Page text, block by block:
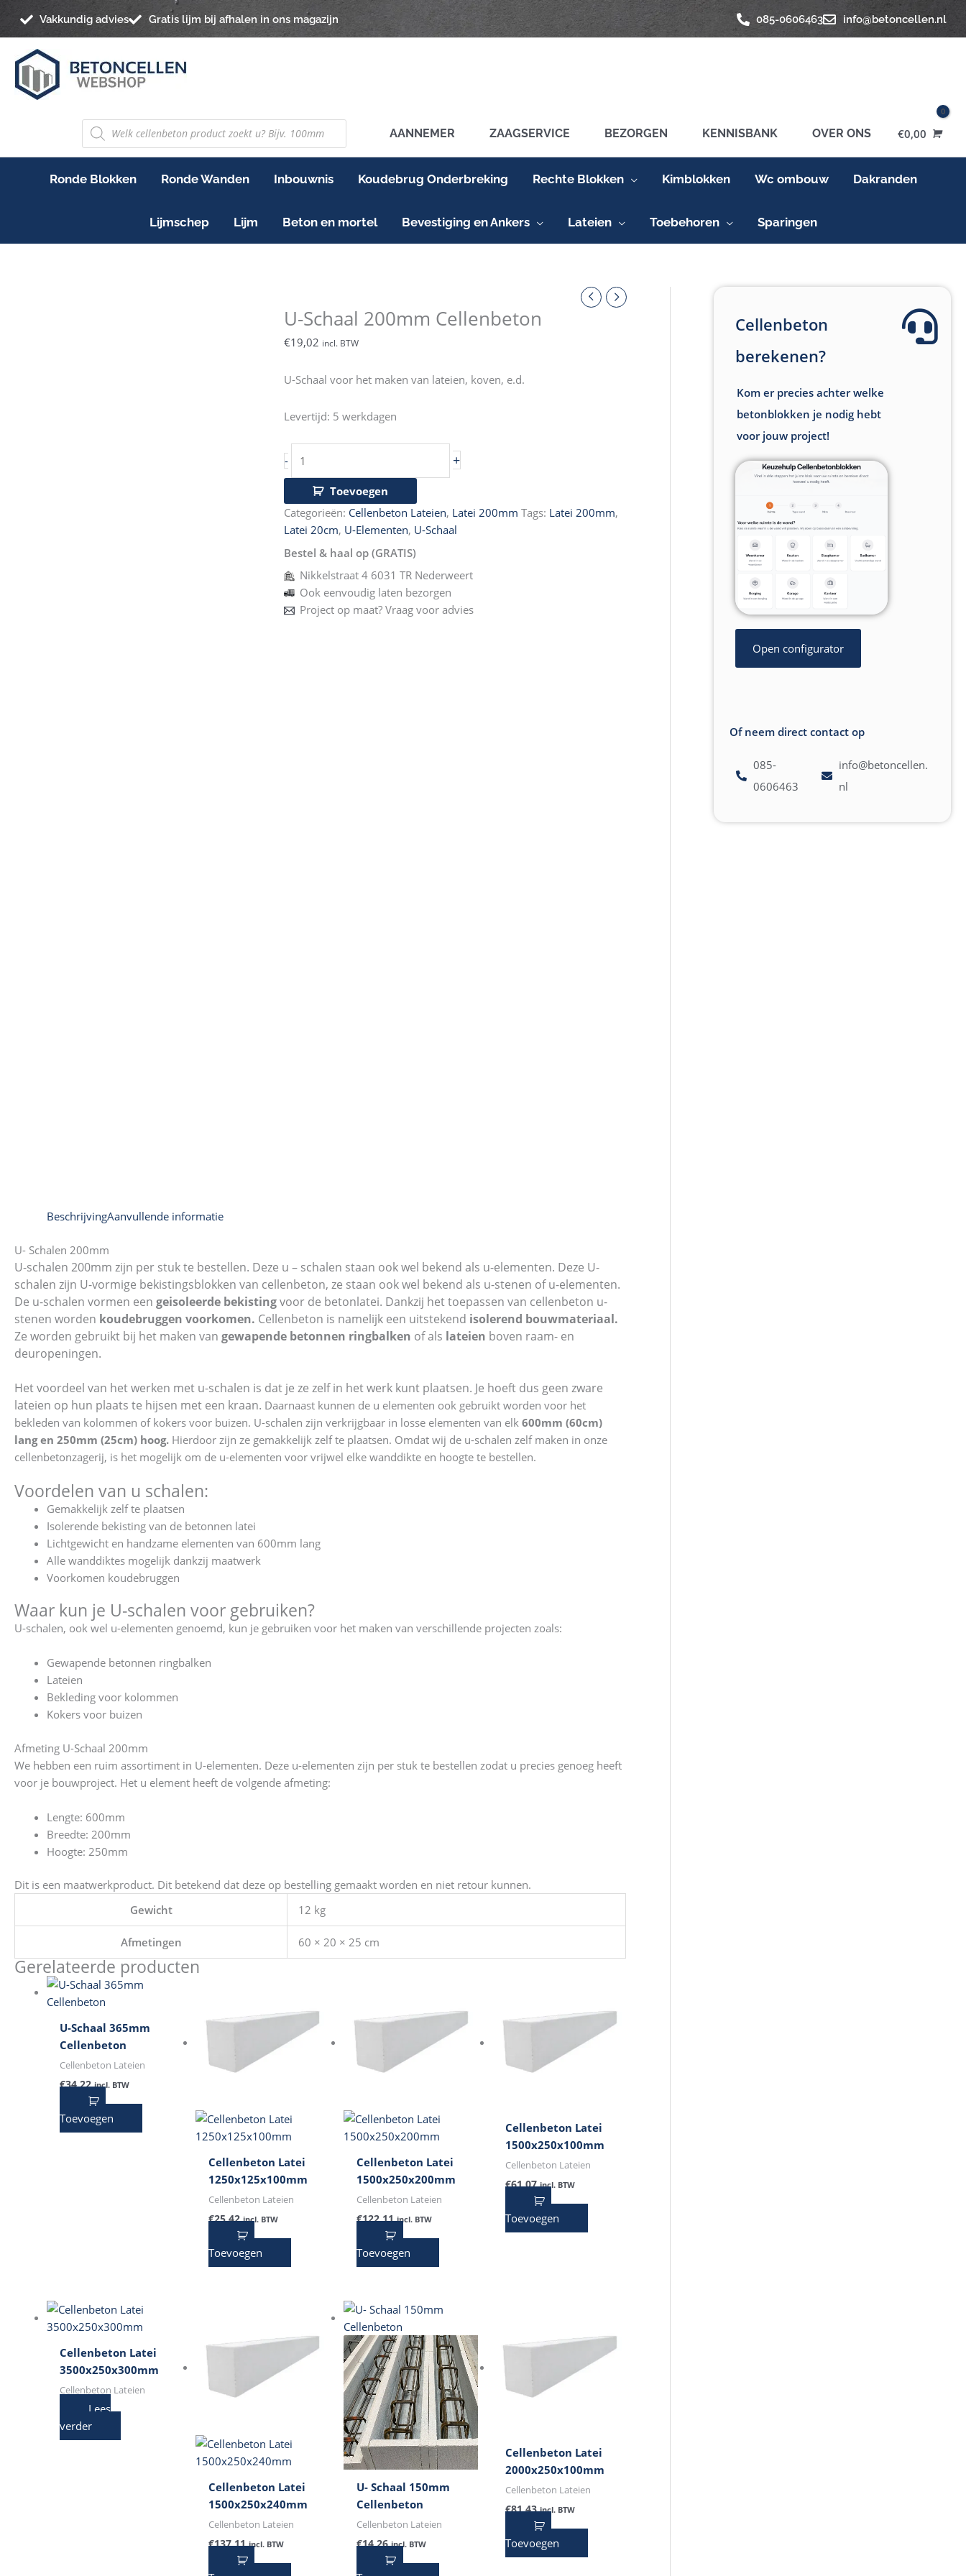
naar
de
inhoud
Vakkundig advies Gratis lijm bij afhalen in ons magazijn 085-0606463 info@betoncellen.nl
PRODUCTEN
ZOEKEN
AANNEMER ZAAGSERVICE BEZORGEN KENNISBANK OVER ONS €0,00
Ronde Blokken Ronde Wanden Inbouwnis Koudebrug Onderbreking Rechte Blokken Kimblokken Wc ombouw Dakranden
Lijmschep Lijm Beton en mortel Bevestiging en Ankers Lateien Toebehoren Sparingen
U-Schaal 200mm Cellenbeton
€19,02 incl. BTW
U-Schaal voor het maken van lateien, koven, e.d.
Levertijd: 5 werkdagen
-
Schaal
200mm
Cellenbeton
+
Toevoegen
Categorieën: Cellenbeton Lateien, Latei 200mm Tags: Latei 200mm,
Latei 20cm, U-Elementen, U-Schaal
Bestel & haal op (GRATIS)
Nikkelstraat 4 6031 TR Nederweert
Ook eenvoudig laten bezorgen
Project op maat? Vraag voor advies
BeschrijvingAanvullende informatie
U- Schalen 200mm
U-schalen 200mm zijn per stuk te bestellen. Deze u – schalen staan ook wel bekend als u-elementen. Deze U-
schalen zijn U-vormige bekistingsblokken van cellenbeton, ze staan ook wel bekend als u-stenen of u-elementen.
De u-schalen vormen een geisoleerde bekistingvoor de betonlatei. Dankzij het toepassen van cellenbeton u-
stenen worden koudebruggen voorkomen. Cellenbeton is namelijk een uitstekend isolerend bouwmateriaal.
Ze worden gebruikt bij het maken van gewapende betonnen ringbalken of als lateien boven raam- en
deuropeningen.
Het voordeel van het werken met u-schalen is dat je ze zelf in het werk kunt plaatsen. Je hoeft dus geen zware
lateien op hun plaats te hijsen met een kraan. Daarnaast kunnen de u elementen ook gebruikt worden voor het
bekleden van kolommen of kokers voor buizen. U-schalen zijn verkrijgbaar in losse elementen van elk 600mm (60cm)
lang en 250mm (25cm) hoog. Hierdoor zijn ze gemakkelijk zelf te plaatsen. Omdat wij de u-schalen zelf maken in onze
cellenbetonzagerij, is het mogelijk om de u-elementen voor vrijwel elke wanddikte en hoogte te bestellen.
Voordelen van u schalen:
Gemakkelijk zelf te plaatsen
Isolerende bekisting van de betonnen latei
Lichtgewicht en handzame elementen van 600mm lang
Alle wanddiktes mogelijk dankzij maatwerk
Voorkomen koudebruggen
Waar kun je U-schalen voor gebruiken?
U-schalen, ook wel u-elementen genoemd, kun je gebruiken voor het maken van verschillende projecten zoals:
Gewapende betonnen ringbalken
Lateien
Bekleding voor kolommen
Kokers voor buizen
Afmeting U-Schaal 200mm
We hebben een ruim assortiment in U-elementen. Deze u-elementen zijn per stuk te bestellen zodat u precies genoeg heeft
voor je bouwproject. Het u element heeft de volgende afmeting:
Lengte: 600mm
Breedte: 200mm
Hoogte: 250mm
Dit is een maatwerkproduct. Dit betekend dat deze op bestelling gemaakt worden en niet retour kunnen.
Gewicht
12 kg
Afmetingen 60 × 20 × 25 cm
Gerelateerde producten
U-Schaal 365mm
Cellenbeton
Cellenbeton Lateien
€34,22 incl. BTW
Toevoegen
Cellenbeton Latei
1250x125x100mm
Cellenbeton Lateien
€25,42 incl. BTW
Toevoegen
Cellenbeton Latei
1500x250x200mm
Cellenbeton Lateien
€122,11 incl. BTW
Toevoegen
Cellenbeton Latei
1500x250x100mm
Cellenbeton Lateien
€61,07 incl. BTW
Toevoegen
Cellenbeton Latei
3500x250x300mm
Cellenbeton Lateien
Lees
verder
Cellenbeton Latei
1500x250x240mm
Cellenbeton Lateien
€137,11 incl. BTW
U- Schaal 150mm
Cellenbeton
Cellenbeton Lateien
€14,26 incl. BTW
Cellenbeton Latei
2000x250x100mm
Cellenbeton Lateien
€81,43 incl. BTW
Toevoegen
Cellenbeton
berekenen?
Kom er precies achter welke
betonblokken je nodig hebt
voor jouw project!
Open configurator
Of neem direct contact op
085-
0606463
info@betoncellen.
nl